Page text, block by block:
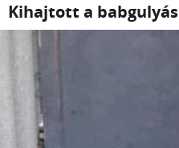
Kihajtott a babgulyás